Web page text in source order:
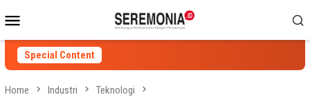
to
contentMenu
Special Content
Home Industri Teknologi